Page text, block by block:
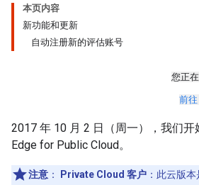
本页内容
新功能和更新
自动注册新的评估账号
您正
前往
2017 年 10 月 2 日（周一），我们
Edge for Public Cloud。
注意 ： Private Cloud 客户 ：此云版